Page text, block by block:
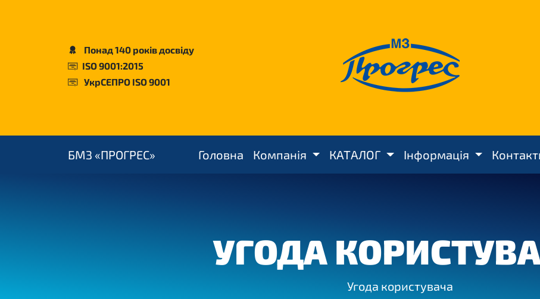
Понад 140 років досвіду
ISO 9001:2015
УкрСЕПРО ISO 9001
БМЗ «ПРОГРЕС» Головна Компанія КАТАЛОГ Інформація
УГОДА
Угода користувача